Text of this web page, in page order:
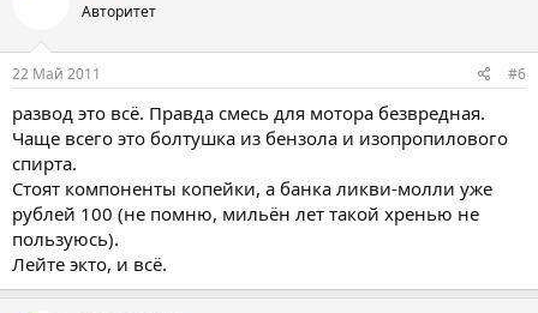
Авторитет
22 Май 2011 #6
развод это всё. Правда смесь для мотора безвредная.
Чаще всего это болтушка из бензола и изопропилового
спирта.
Стоят компоненты копейки, а банка ликви-молли уже
рублей 100 (не помню, мильён лет такой хренью не
пользуюсь).
Лейте экто, и всё.